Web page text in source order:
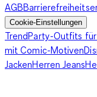
AGB
Cookie-Einstellungen
TrendParty-Outfits
mit Comic-Motiven
JackenHerren Jeans